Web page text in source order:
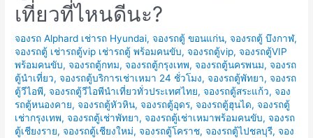
เที่ยวที่ไหนดีนะ?
จองรถ Alphard เช่ารถ Hyundai,จองรถตู้ ขอนแก่น,จองรถตู้ บึงกาฬ,
จองรถตู้ เช่ารถตู้vip เช่ารถตู้ พร้อมคนขับ,จองรถตู้vip,จองรถตู้VIP
พร้อมคนขับ,จองรถตู้กทม,จองรถตู้กรุงเทพ,จองรถตู้นครพนม,จองรถ
ตู้นำเที่ยว,จองรถตู้บริการเช่าเหมา 24 ชั่วโมง,จองรถตู้พัทยา,จองรถ
ตู้วีไอพี,จองรถตู้วีไอพีนำเที่ยวทั่วประเทศไทย,จองรถตู้สระแก้ว,จอง
รถตู้หนองคาย,จองรถตู้หัวหิน,จองรถตู้อุดร,จองรถตู้ฮุนได,จองรถตู้
เช่ากรุงเทพ,จองรถตู้เช่าพัทยา,จองรถตู้เช่าเหมาพร้อมคนขับ,จองรถ
ตู้เชียงราย,จองรถตู้เชียงใหม่,จองรถตู้โคราช,จองรถตู้ไปชลบุรี,จอง